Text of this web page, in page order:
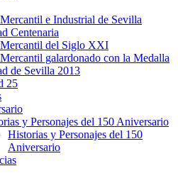
e Industrial de Sevilla
Centenaria
del Siglo XXI
galardonado con la Medalla
de Sevilla 2013
25
y Personajes del 150 Aniversario
Historias y Personajes del 150
Aniversario